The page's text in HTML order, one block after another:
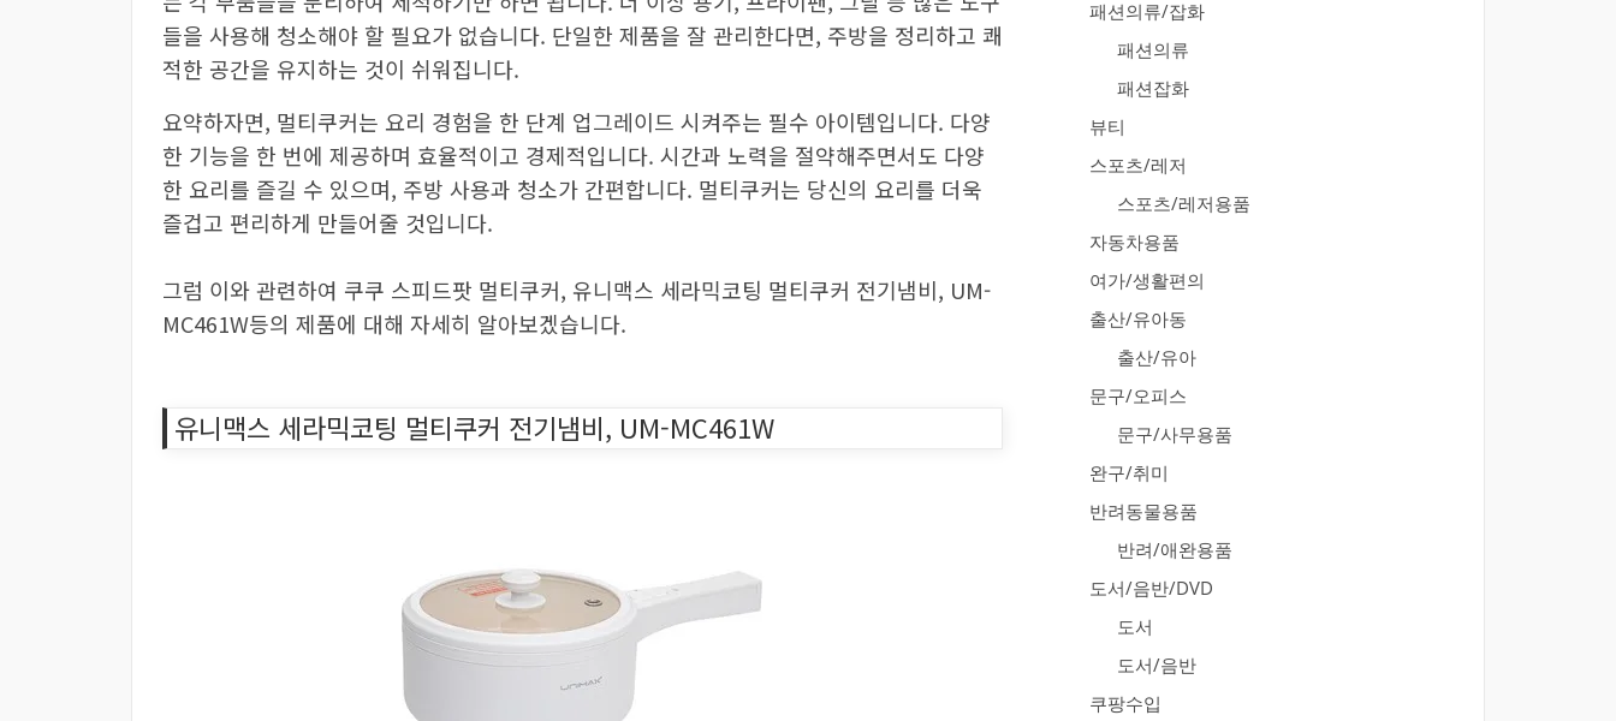
들을 사용해 청소해야 할 필요가 없습니다. 단일한 제품을 잘 관리한다면, 주방을 정리하고 쾌
적한 공간을 유지하는 것이 쉬워집니다.
요약하자면, 멀티쿠커는 요리 경험을 한 단계 업그레이드 시켜주는 필수 아이템입니다. 다양
한 기능을 한 번에 제공하며 효율적이고 경제적입니다. 시간과 노력을 절약해주면서도 다양
한 요리를 즐길 수 있으며, 주방 사용과 청소가 간편합니다. 멀티쿠커는 당신의 요리를 더욱
즐겁고 편리하게 만들어줄 것입니다.
그럼 이와 관련하여 쿠쿠 스피드팟 멀티쿠커, 유니맥스 세라믹코팅 멀티쿠커 전기냄비, UM-
MC461W등의 제품에 대해 자세히 알아보겠습니다.
유니맥스 세라믹코팅 멀티쿠커 전기냄비, UM-MC461W
패션의류/잡화
패션의류
패션잡화
뷰티
스포츠/레저
스포츠/레저용품
자동차용품
여가/생활편의
출산/유아동
출산/유아
문구/오피스
문구/사무용품
완구/취미
반려동물용품
반려/애완용품
도서/음반/DVD
도서
도서/음반
쿠팡수입